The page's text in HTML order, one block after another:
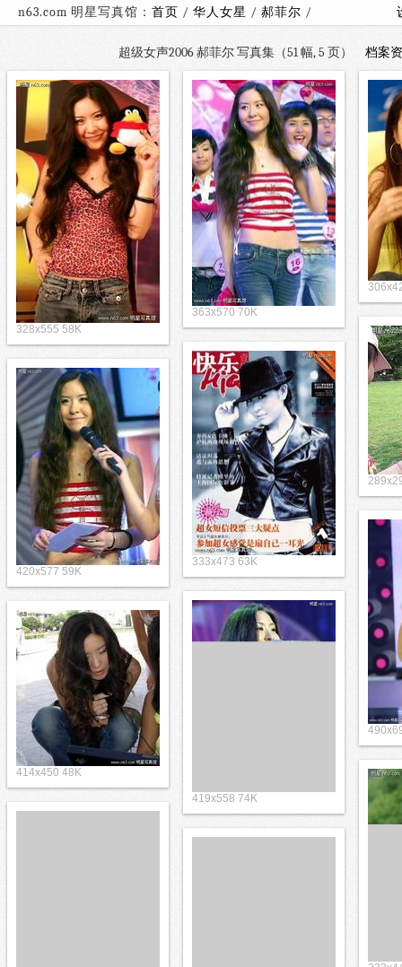
n63.com 明星写真馆： 首页 / 华人女星 / 郝菲尔 /
超级女声2006 郝菲尔 写真集（51 幅, 5 页） 档案
328x555 58K
363x570 70K
333x473 63K
420x577 59K
419x558 74K
414x450 48K